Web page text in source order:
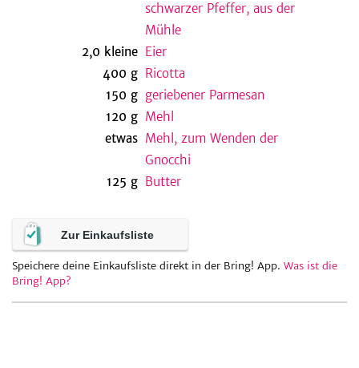
schwarzer Pfeffer, aus der
Mühle
2,0 kleine Eier
400 g Ricotta
150 g geriebener Parmesan
120 g Mehl
etwas Mehl, zum Wenden der
Gnocchi
125 g Butter
Zur Einkaufsliste
Speichere deine Einkaufsliste direkt in der Bring! App. Was ist die
Bring! App?